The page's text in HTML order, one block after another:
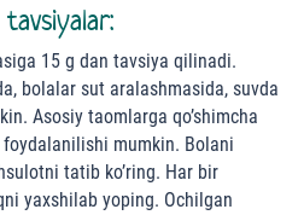
tavsiyalar:
15 g dan tavsiya qilinadi.
bolalar sut aralashmasida, suvda
Asosiy taomlarga qo’shimcha
mumkin. Bolani
tatib ko’ring. Har bir
yaxshilab yoping. Ochilgan